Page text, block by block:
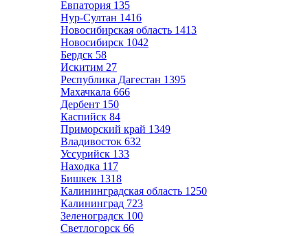
Евпатория 135
Нур-Султан 1416
Новосибирская область 1413
Новосибирск 1042
Бердск 58
Искитим 27
Республика Дагестан 1395
Махачкала 666
Дербент 150
Каспийск 84
Приморский край 1349
Владивосток 632
Уссурийск 133
Находка 117
Бишкек 1318
Калининградская область 1250
Калининград 723
Зеленоградск 100
Светлогорск 66